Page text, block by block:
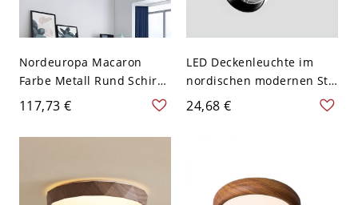
Nordeuropa Macaron
Farbe Metall Rund Schirm
Deckenlampe Geweih
Dekor LED 1-Licht
Deckenleuchte - Grau
117,73 €
LED Deckenleuchte im
nordischen modernen Stil
für den Innenbereich -
110V-120V Weiß Warm 7w
24,68 €